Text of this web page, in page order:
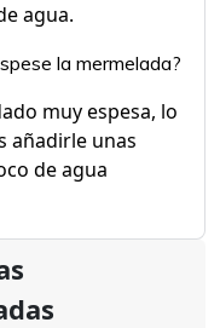
agua.
la mermelada?
muy espesa, lo
añadirle unas
de agua